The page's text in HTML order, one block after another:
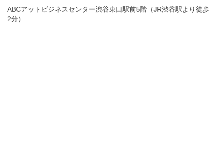
ABCアットビジネスセンター渋谷東口駅前5階（JR渋谷駅より徒歩
2分）